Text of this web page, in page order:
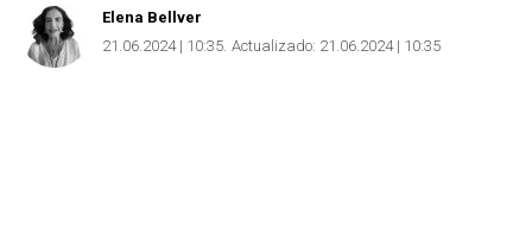
Elena Bellver
21.06.2024 | 10:35 Actualizado: 21.06.2024 | 10:35